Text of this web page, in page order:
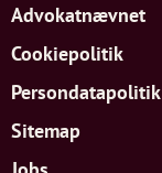
Advokatnævnet
Cookiepolitik
Persondatapolitik
Sitemap